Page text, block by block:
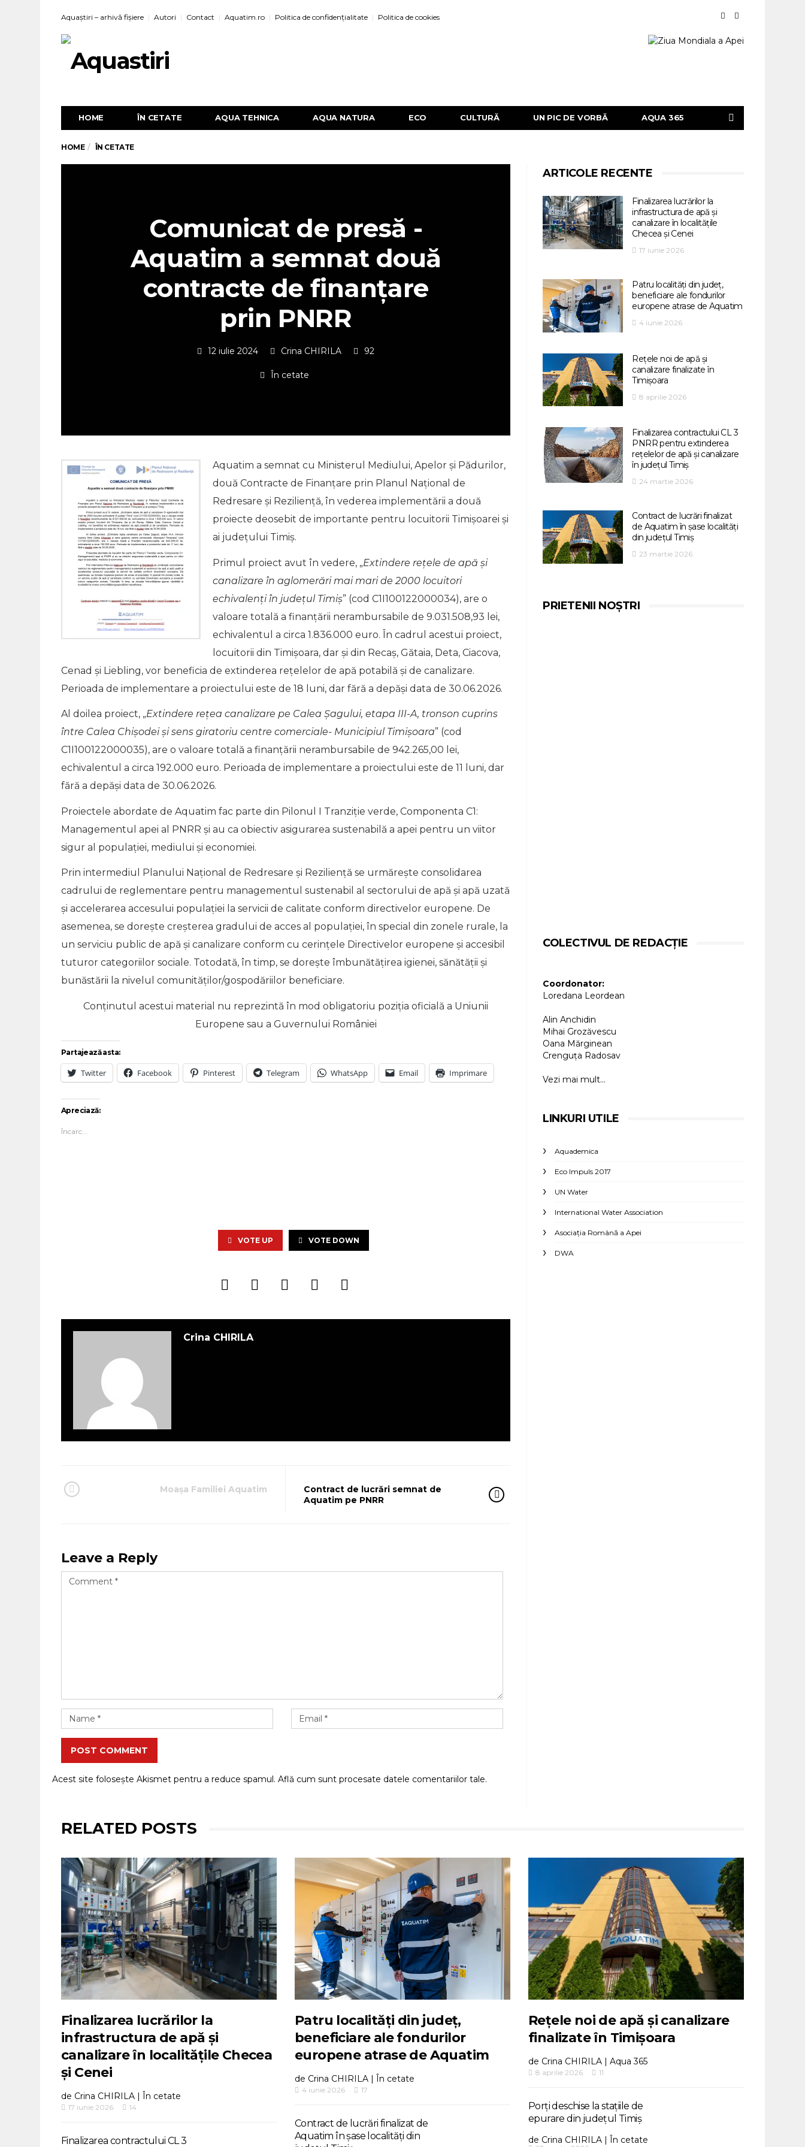
Aquaștiri – arhivă fișiere Autori Contact Aquatim.ro Politica de confidențialitate Politica de cookies
HOME ÎN CETATE AQUA TEHNICA AQUA NATURA ECO CULTURĂ UN PIC DE VORBĂ AQUA 365
HOME ÎN CETATE
Comunicat de presă -
Aquatim a semnat două
contracte de finanțare
prin PNRR
12 iulie 2024 Crina CHIRILA 92
În cetate
Aquatim a semnat cu Ministerul Mediului, Apelor și Pădurilor,
două Contracte de Finanțare prin Planul Naţional de
Redresare şi Rezilienţă, în vederea implementării a două
proiecte deosebit de importante pentru locuitorii Timișoarei și
ai județului Timiș.
Primul proiect avut în vedere, „Extindere rețele de apă și
canalizare în aglomerări mai mari de 2000 locuitori
echivalenți în județul Timiș” (cod C1I100122000034), are o
valoare totală a finanţării nerambursabile de 9.031.508,93 lei,
echivalentul a circa 1.836.000 euro. În cadrul acestui proiect,
locuitorii din Timișoara, dar și din Recaș, Gătaia, Deta, Ciacova,
Cenad și Liebling, vor beneficia de extinderea rețelelor de apă potabilă și de canalizare.
Perioada de implementare a proiectului este de 18 luni, dar fără a depăşi data de 30.06.2026.
Al doilea proiect, „Extindere rețea canalizare pe Calea Șagului, etapa III-A, tronson cuprins
între Calea Chișodei și sens giratoriu centre comerciale- Municipiul Timișoara” (cod
C1I100122000035), are o valoare totală a finanțării nerambursabile de 942.265,00 lei,
echivalentul a circa 192.000 euro. Perioada de implementare a proiectului este de 11 luni, dar
fără a depăşi data de 30.06.2026.
Proiectele abordate de Aquatim fac parte din Pilonul I Tranziție verde, Componenta C1:
Managementul apei al PNRR și au ca obiectiv asigurarea sustenabilă a apei pentru un viitor
sigur al populației, mediului și economiei.
Prin intermediul Planului Naţional de Redresare şi Rezilienţă se urmărește consolidarea
cadrului de reglementare pentru managementul sustenabil al sectorului de apă și apă uzată
și accelerarea accesului populației la servicii de calitate conform directivelor europene. De
asemenea, se dorește creșterea gradului de acces al populației, în special din zonele rurale, la
un serviciu public de apă și canalizare conform cu cerințele Directivelor europene și accesibil
tuturor categoriilor sociale. Totodată, în timp, se dorește îmbunătățirea igienei, sănătății și
bunăstării la nivelul comunităților/gospodăriilor beneficiare.
Conținutul acestui material nu reprezintă în mod obligatoriu poziția oficială a Uniunii
Europene sau a Guvernului României
Partajează asta:
Twitter Facebook Pinterest Telegram WhatsApp Email Imprimare
Apreciază:
Încarc...
VOTE UP VOTE DOWN
Crina CHIRILA
Moașa Familiei Aquatim
Contract de lucrări semnat de
Aquatim pe PNRR
Leave a Reply
POST COMMENT
Acest site folosește Akismet pentru a reduce spamul. Află cum sunt procesate datele comentariilor tale.
ARTICOLE RECENTE
Finalizarea lucrărilor la
infrastructura de apă și
canalizare în localitățile
Checea și Cenei
17 iunie 2026
Patru localități din județ,
beneficiare ale fondurilor
europene atrase de Aquatim
4 iunie 2026
Rețele noi de apă și
canalizare finalizate în
Timișoara
8 aprilie 2026
Finalizarea contractului CL 3
PNRR pentru extinderea
rețelelor de apă și canalizare
în județul Timiș
24 martie 2026
Contract de lucrări finalizat
de Aquatim în șase localități
din județul Timiș
23 martie 2026
PRIETENII NOȘTRI
COLECTIVUL DE REDACȚIE
Coordonator:
Loredana Leordean
Alin Anchidin
Mihai Grozăvescu
Oana Mărginean
Crenguța Radosav
Vezi mai mult...
LINKURI UTILE
Aquademica
Eco Impuls 2017
UN Water
International Water Association
Asociaţia Română a Apei
DWA
RELATED POSTS
Finalizarea lucrărilor la
infrastructura de apă și
canalizare în localitățile Checea
și Cenei
de Crina CHIRILA | În cetate
17 iunie 2026 14
Finalizarea contractului CL 3
Patru localități din județ,
beneficiare ale fondurilor
europene atrase de Aquatim
de Crina CHIRILA | În cetate
4 iunie 2026 17
Contract de lucrări finalizat de
Aquatim în șase localități din
Rețele noi de apă și canalizare
finalizate în Timișoara
de Crina CHIRILA | Aqua 365
8 aprilie 2026 11
Porți deschise la stațiile de
epurare din județul Timiș
de Crina CHIRILA | În cetate